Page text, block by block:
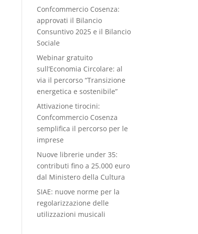
Confcommercio Cosenza:
approvati il Bilancio
Consuntivo 2025 e il Bilancio
Sociale
Webinar gratuito
sull’Economia Circolare: al
via il percorso “Transizione
energetica e sostenibile”
Attivazione tirocini:
Confcommercio Cosenza
semplifica il percorso per le
imprese
Nuove librerie under 35:
contributi fino a 25.000 euro
dal Ministero della Cultura
SIAE: nuove norme per la
regolarizzazione delle
utilizzazioni musicali